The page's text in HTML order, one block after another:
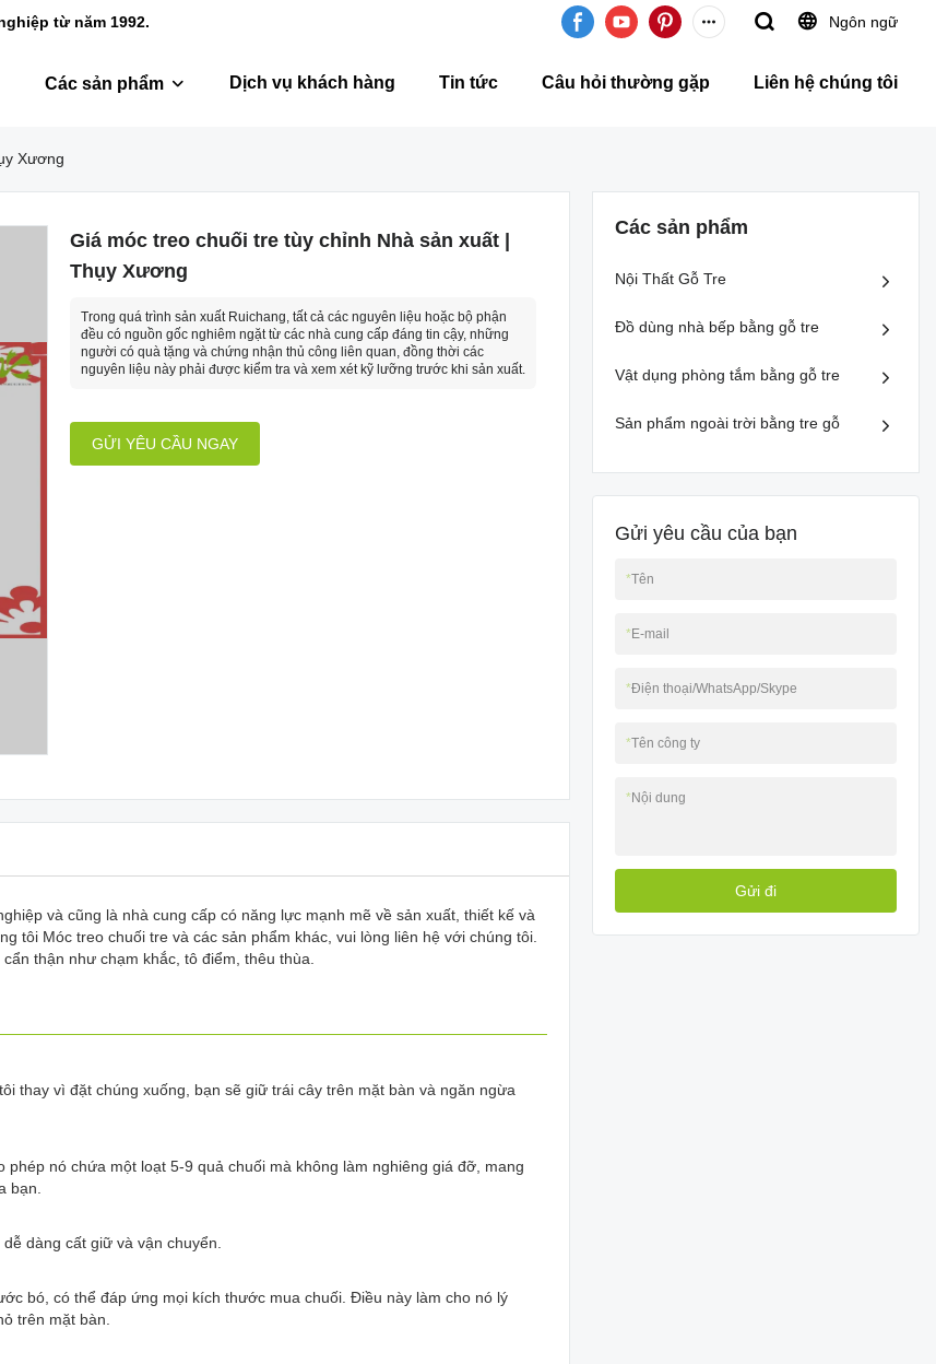
từ năm 1992. Ngôn ngữ
Các sản phẩm Dịch vụ khách hàng Tin tức Câu hỏi thường gặp Liên hệ chúng tôi
Xương
Giá móc treo chuối tre tùy chỉnh Nhà sản xuất |
Thụy Xương
Trong quá trình sản xuất Ruichang, tất cả các nguyên liệu hoặc bộ phận
đều có nguồn gốc nghiêm ngặt từ các nhà cung cấp đáng tin cậy, những
người có quà tặng và chứng nhận thủ công liên quan, đồng thời các
nguyên liệu này phải được kiểm tra và xem xét kỹ lưỡng trước khi sản xuất.
GỬI YÊU CẦU NGAY
và cũng là nhà cung cấp có năng lực mạnh mẽ về sản xuất, thiết kế và
tôi Móc treo chuối tre và các sản phẩm khác, vui lòng liên hệ với chúng tôi.
thận như chạm khắc, tô điểm, thêu thùa.
thay vì đặt chúng xuống, bạn sẽ giữ trái cây trên mặt bàn và ngăn ngừa
nó chứa một loạt 5-9 quả chuối mà không làm nghiêng giá đỡ, mang
bạn.
dàng cất giữ và vận chuyển.
bó, có thể đáp ứng mọi kích thước mua chuối. Điều này làm cho nó lý
trên mặt bàn.
Các sản phẩm
Nội Thất Gỗ Tre
Đồ dùng nhà bếp bằng gỗ tre
Vật dụng phòng tắm bằng gỗ tre
Sản phẩm ngoài trời bằng tre gỗ
Gửi yêu cầu của bạn
*Tên
*E-mail
*Điện thoại/WhatsApp/Skype
*Tên công ty
*Nội dung
Gửi đi